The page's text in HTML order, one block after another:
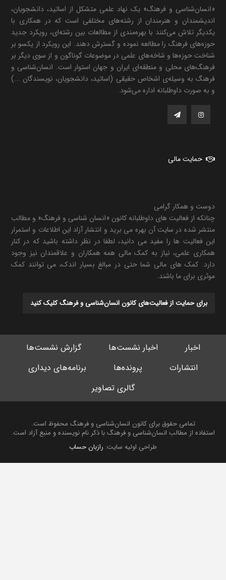
«انسان‌شناسی و فرهنگ» یک نهاد علمی متشکل از اساتید، دانشجویان،
اندیشمندان و هنرمندان از رشته‌های مختلفی است که در همکاری با
یکدیگر تلاش می‌کنند با بهره‌مندی از مطالعات بین رشته‌ای، رویکرد جدید
حوزه‌های فرهنگ را مطالعه نموده و گسترش دهند. این رویکرد از یکسو بر
شناخت حوزه‌ها و شاخه‌های علمی در موضوعات گوناگون و از سوی دیگر بر
فرهنگ‌های محلی و منطقه‌ای ایران و جهان استوار است. انسان‌شناسی و
فرهنگ به وسیله‌ی اشخاص حقیقی (اساتید، دانشجویان، نویسندگان ...)
و به صورت داوطلبانه اداره می‌شود.
حمایت مالی
دوست و همکار گرامی
چنانکه از فعالیت های داوطلبانه کانون «انسان شناسی و فرهنگ» و مطالب
منتشر شده در سایت آن بهره می برید و انتشار آزاد این اطلاعات و استمرار
این فعالیت ها را مفید می دانید، لطفا در نظر داشته باشید که در کنار
همکاری علمی، نیاز به کمک مالی همه همکاران و علاقمندان نیز وجود
دارد. کمک های مالی شما حتی در مبالغ بسیار اندک، می توانند کمک
موثری برای ما باشند.
برای حمایت از فعالیت‌های کانون انسان‌شناسی و فرهنگ کلیک کنید
اخبار اخبار نشست‌ها
گزارش نشست‌ها
انتشارات
پرونده‌ها
برنامه‌های دیداری
گالری تصاویر
تمامی حقوق برای کانون انسان‌شناسی و فرهنگ محفوظ است.
استفاده از مطالب انسان‌شناسی و فرهنگ با ذکر نام نویسنده و منبع آزاد است.
طراحی اولیه سایت:رازبان حساب